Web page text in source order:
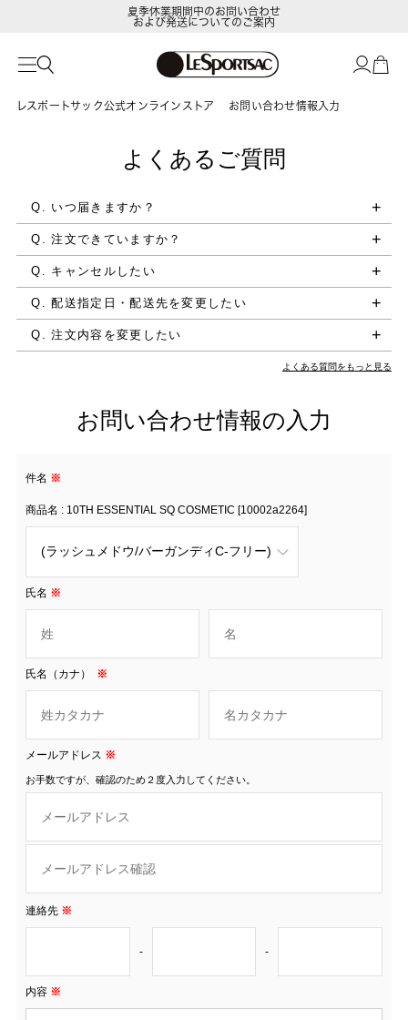
夏季休業期間中のお問い合わせ
および発送についてのご案内
レスポートサック公式オンラインストア お問い合わせ情報入力
よくあるご質問
Q. いつ届きますか？
Q. 注文できていますか？
Q. キャンセルしたい
Q. 配送指定日・配送先を変更したい
Q. 注文内容を変更したい
よくある質問をもっと見る
お問い合わせ情報の入力
件名 ※
商品名 : 10TH ESSENTIAL SQ COSMETIC [10002a2264]
氏名 ※
氏名（カナ） ※
メールアドレス ※
お手数ですが、確認のため２度入力してください。
連絡先 ※
- -
内容 ※